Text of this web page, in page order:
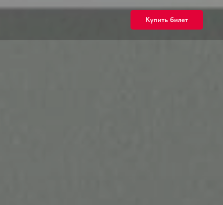
Купить билет